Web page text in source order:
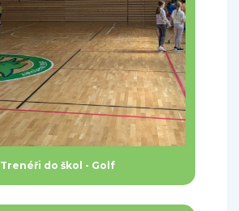
Trenéři do škol - Golf